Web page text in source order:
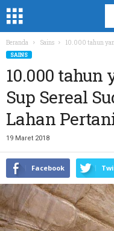
Beranda Sains 10.000 tahun
SAINS
10.000 tahun
Sup Sereal
Lahan
19 Maret 2018
Facebook